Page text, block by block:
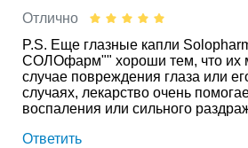
Отлично
P.S. Еще глазные капли
СОЛОфарм"" хороши тем, что их
случае повреждения глаза или
случаях, лекарство очень
воспаления или сильного
Ответить